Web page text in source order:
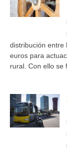
distribución entre
euros para
rural. Con ello se